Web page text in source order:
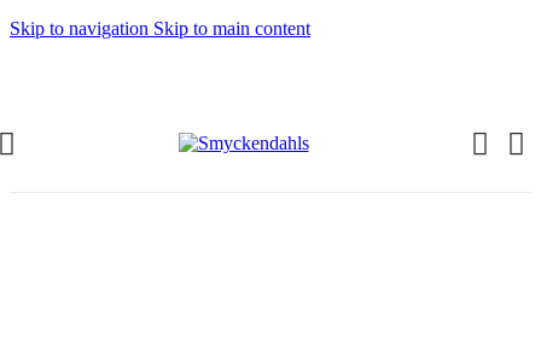
Skip to navigation Skip to main content